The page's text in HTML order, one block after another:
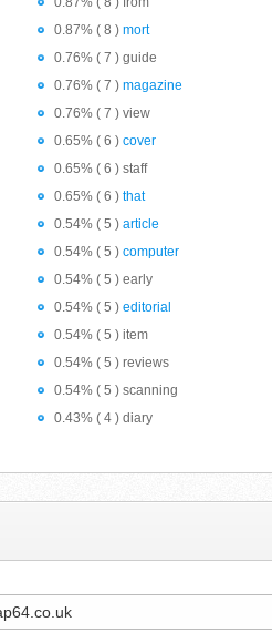
0.87% ( 8 ) mort
0.76% ( 7 ) guide
0.76% ( 7 ) magazine
0.76% ( 7 ) view
0.65% ( 6 ) cover
0.65% ( 6 ) staff
0.65% ( 6 ) that
0.54% ( 5 ) article
0.54% ( 5 ) computer
0.54% ( 5 ) early
0.54% ( 5 ) editorial
0.54% ( 5 ) item
0.54% ( 5 ) reviews
0.54% ( 5 ) scanning
0.43% ( 4 ) diary